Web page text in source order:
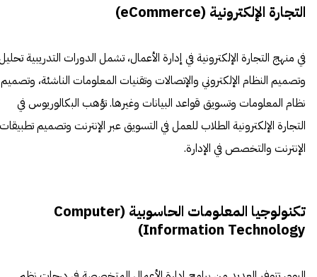
التجارة الإلكترونية (eCommerce)
في منهج التجارة الإلكترونية في إدارة الأعمال، تشمل الدورات التدريبية
وتصميم النظام الإلكتروني والإتصالات وتقنيات المعلومات الناشئة، وتصميم
نظام المعلومات وتسويق قواعد البيانات وغيرها. تؤهب البكالوريوس في
التجارة الإلكترونية الطلاب للعمل في التسويق عبر الإنترنت وتصميم تطبيقات
الإنترنت والتخصص في الإدارة.
تكنولوجيا المعلومات الحاسوبية (Computer
Information Technology)